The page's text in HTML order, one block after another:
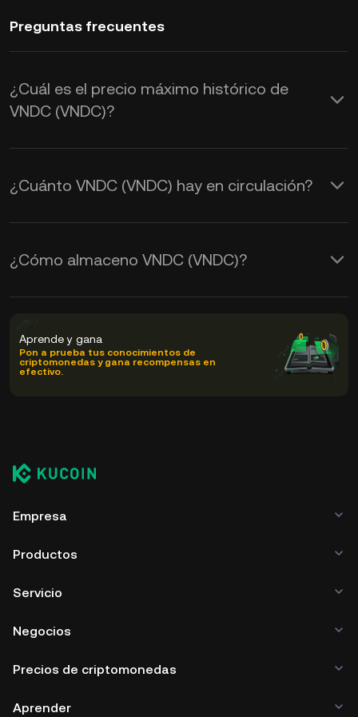
Preguntas frecuentes
¿Cuál es el precio máximo histórico de
VNDC (VNDC)?
¿Cuánto VNDC (VNDC) hay en circulación?
¿Cómo almaceno VNDC (VNDC)?
Aprende y gana
Pon a prueba tus conocimientos de
criptomonedas y gana recompensas en
efectivo.
Empresa
Productos
Servicio
Negocios
Precios de criptomonedas
Aprender